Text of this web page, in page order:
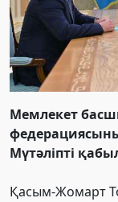
Мемлекет
Мүтәліпті
Қасым-Жомарт